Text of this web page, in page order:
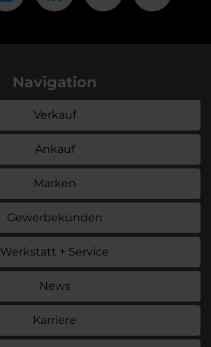
Navigation
Verkauf
Ankauf
Marken
Gewerbekunden
Werkstatt + Service
News
Karriere